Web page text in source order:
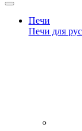
Печи
Печи для